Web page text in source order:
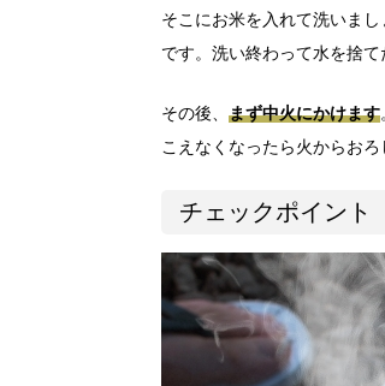
そこにお米を入れて洗いま
です。洗い終わって水を捨
その後、 まず中火にかけます
こえなくなったら火からお
チェックポイント